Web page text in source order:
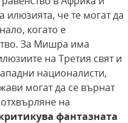
илюзията, че те могат да
когато е
За Мишра има
на Третия свят и
националисти,
могат да се върнат
на
фантазната